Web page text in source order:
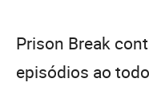
Prison Break
episódios ao